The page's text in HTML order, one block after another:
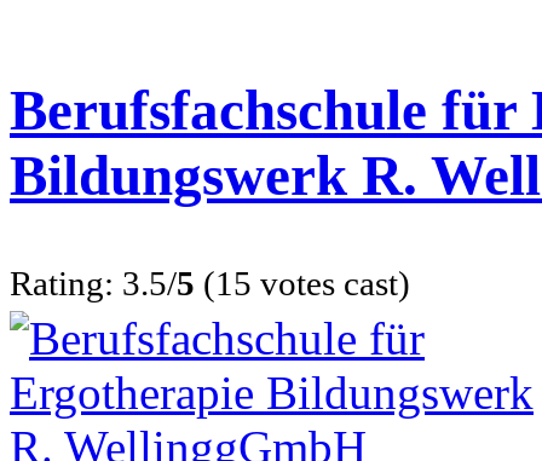
Berufsfachschule für
Bildungswerk R.
Rating: 3.5/5 (15 votes cast)